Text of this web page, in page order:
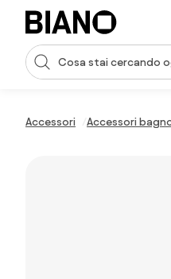
Salta la navigazione, vai al
Input della ricerca
Accessori Accessori